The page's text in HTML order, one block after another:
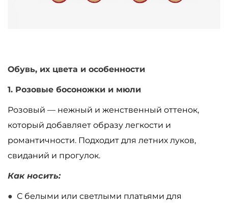
Обувь, их цвета и особенности
1. Розовые босоножки и мюли
Розовый — нежный и женственный оттенок,
который добавляет образу легкости и
романтичности. Подходит для летних луков,
свиданий и прогулок.
Как носить:
С белыми или светлыми платьями для